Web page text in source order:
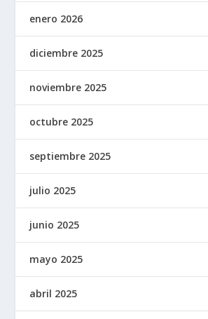
enero 2026
diciembre 2025
noviembre 2025
octubre 2025
septiembre 2025
julio 2025
junio 2025
mayo 2025
abril 2025